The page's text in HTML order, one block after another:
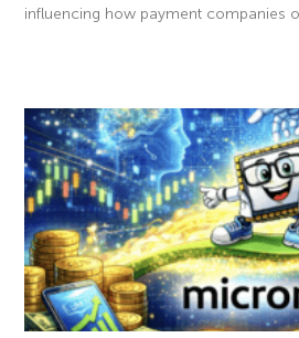
influencing how payment companies